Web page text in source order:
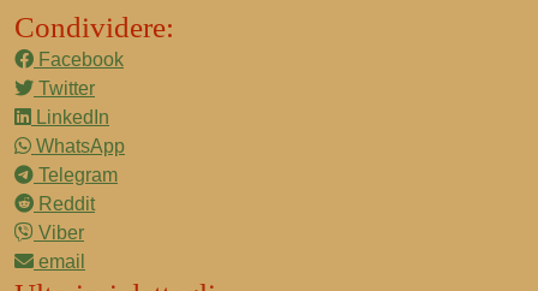
Condividere:
Facebook
Twitter
LinkedIn
WhatsApp
Telegram
Reddit
Viber
email